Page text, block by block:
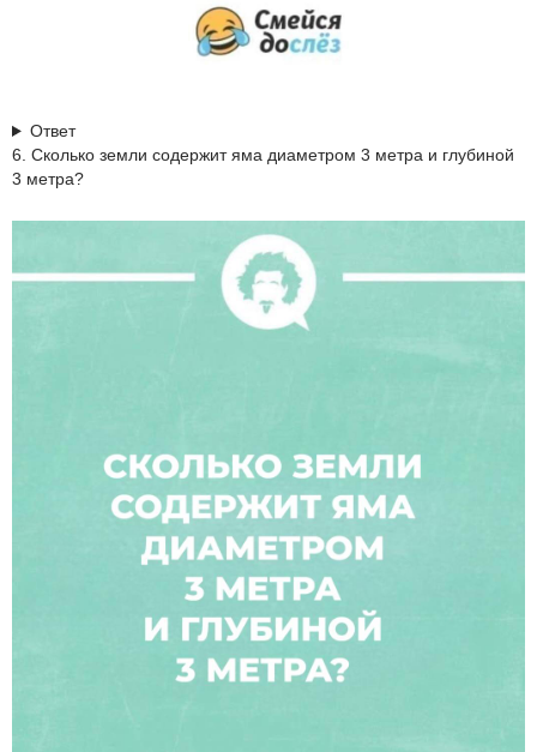
Ответ
6. Сколько земли содержит яма диаметром 3 метра и глубиной
3 метра?